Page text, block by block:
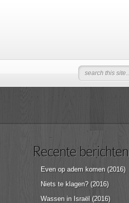
Recente berichten
Even op adem komen (2016)
Niets te klagen? (2016)
Wassen in Israël (2016)